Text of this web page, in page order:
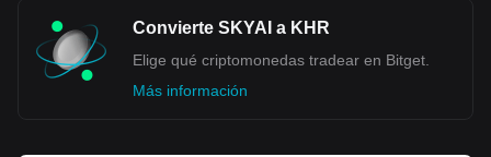
Convierte SKYAI a KHR
Elige qué criptomonedas tradear en Bitget.
Más información